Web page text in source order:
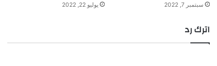
سبتمبر 7, 2022 يوليو 22, 2022
اترك رد